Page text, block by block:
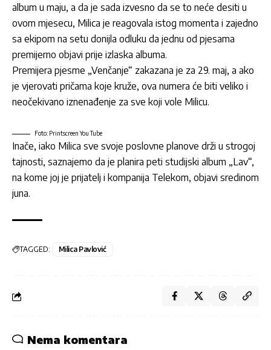
album u maju, a da je sada izvesno da se to neće desiti u
ovom mjesecu, Milica je reagovala istog momenta i zajedno
sa ekipom na setu donijla odluku da jednu od pjesama
premijerno objavi prije izlaska albuma.
Premijera pjesme „Venčanje“ zakazana je za 29. maj, a ako
je vjerovati pričama koje kruže, ova numera će biti veliko i
neočekivano iznenađenje za sve koji vole Milicu.
Foto: Printscreen You Tube
Inače, iako Milica sve svoje poslovne planove drži u strogoj
tajnosti, saznajemo da je planira peti studijski album „Lav“,
na kome joj je prijatelj i kompanija Telekom, objavi sredinom
juna.
TAGGED: Milica Pavlović
Nema komentara